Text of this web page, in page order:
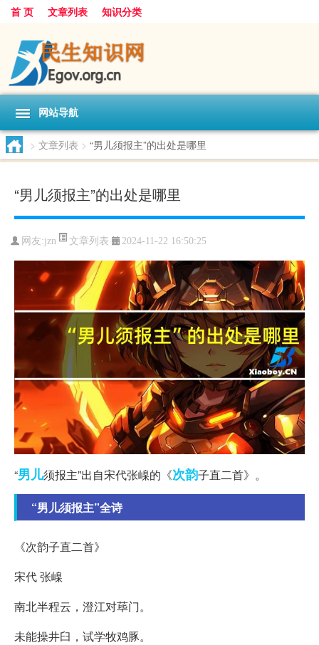
首 页 文章列表 知识分类
网站导航
> 文章列表 > “男儿须报主”的出处是哪里
“男儿须报主”的出处是哪里
网友:jzn 文章列表 2024-11-22 16:50:25
“男儿须报主”出自宋代张嵲的《次韵子直二首》。
“男儿须报主”全诗
《次韵子直二首》
宋代 张嵲
南北半程云，澄江对荜门。
未能操井臼，试学牧鸡豚。